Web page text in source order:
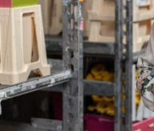
in perfecte staat op
heb geleverd aan